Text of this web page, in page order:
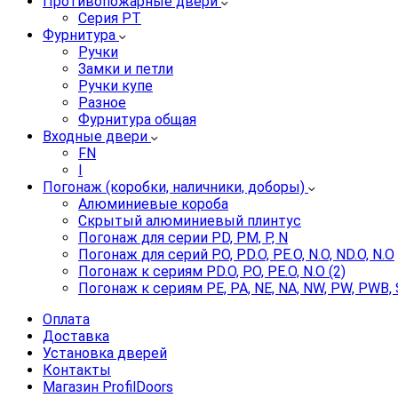
Серия PT
Фурнитура
Ручки
Замки и петли
Ручки купе
Разное
Фурнитура общая
Входные двери
FN
I
Погонаж (коробки, наличники, доборы)
Алюминиевые короба
Скрытый алюминиевый плинтус
Погонаж для серии PD, PM, P, N
Погонаж для серий P.O, PD.O, PE.O, N.O, ND.O, N.O
Погонаж к сериям PD.O, P.O, PE.O, N.O (2)
Погонаж к сериям PE, PA, NE, NA, NW, PW, PWB,
Оплата
Доставка
Установка дверей
Контакты
Магазин ProfilDoors